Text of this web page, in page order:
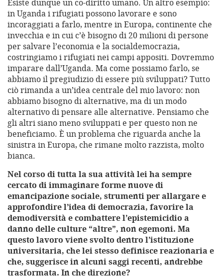
Esiste dunque un co-diritto umano. Un altro esempio:
in Uganda i rifugiati possono lavorare e sono
incoraggiati a farlo, mentre in Europa, continente che
invecchia e in cui c’è bisogno di 20 milioni di persone
per salvare l’economia e la socialdemocrazia,
costringiamo i rifugiati nei campi appositi. Dovremmo
imparare dall’Uganda. Ma come possiamo farlo, se
abbiamo il pregiudizio di essere più sviluppati? Tutto
ciò rimanda a un’idea centrale del mio lavoro: non
abbiamo bisogno di alternative, ma di un modo
alternativo di pensare alle alternative. Pensiamo che
gli altri siano meno sviluppati e per questo non ne
beneficiamo. È un problema che riguarda anche la
sinistra in Europa, che rimane molto razzista, molto
bianca.
Nel corso di tutta la sua attività lei ha sempre
cercato di immaginare forme nuove di
emancipazione sociale, strumenti per allargare e
approfondire l’idea di democrazia, favorire la
demodiversità e combattere l’epistemicidio a
danno delle culture “altre”, non egemoni. Ma
questo lavoro viene svolto dentro l’istituzione
universitaria, che lei stesso definisce reazionaria e
che, suggerisce in alcuni saggi recenti, andrebbe
trasformata. In che direzione?